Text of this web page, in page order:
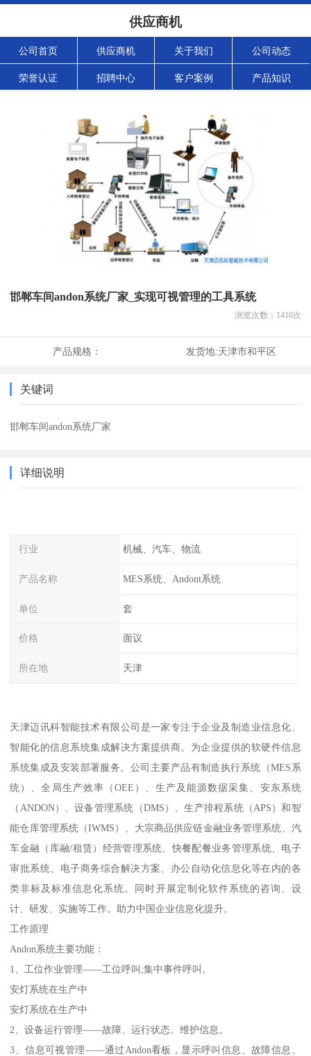
供应商机
公司首页 供应商机 关于我们 公司动态
荣誉认证 招聘中心 客户案例 产品知识
邯郸车间andon系统厂家_实现可视管理的工具系统
浏览次数： 1410次
产品规格： 发货地:天津市和平区
关键词
邯郸车间andon系统厂家
详细说明
行业 机械、汽车、物流
产品名称 MES系统、Andont系统
单位 套
价格 面议
所在地 天津
天津迈讯科智能技术有限公司是一家专注于企业及制造业信息化、
智能化的信息系统集成解决方案提供商。为企业提供的软硬件信息
系统集成及安装部署服务。公司主要产品有制造执行系统（MES系
统）、全局生产效率（OEE）、生产及能源数据采集、安东系统
（ANDON）、设备管理系统（DMS）、生产排程系统（APS）和智
能仓库管理系统（IWMS）、大宗商品供应链金融业务管理系统、汽
车金融（库融/租赁）经营管理系统、快餐配餐业务管理系统、电子
审批系统、电子商务综合解决方案、办公自动化信息化等在内的各
类非标及标准信息化系统。同时开展定制化软件系统的咨询、设
计、研发、实施等工作。助力中国企业信息化提升。
工作原理
Andon系统主要功能：
1、工位作业管理——工位呼叫;集中事件呼叫。
安灯系统在生产中
安灯系统在生产中
2、设备运行管理——故障、运行状态、维护信息。
3、信息可视管理——通过Andon看板，显示呼叫信息、故障信息、